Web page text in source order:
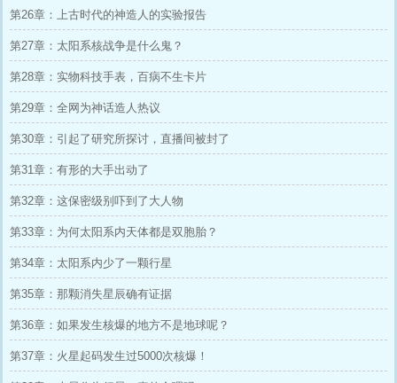
第26章：上古时代的神造人的实验报告
第27章：太阳系核战争是什么鬼？
第28章：实物科技手表，百病不生卡片
第29章：全网为神话造人热议
第30章：引起了研究所探讨，直播间被封了
第31章：有形的大手出动了
第32章：这保密级别吓到了大人物
第33章：为何太阳系内天体都是双胞胎？
第34章：太阳系内少了一颗行星
第35章：那颗消失星辰确有证据
第36章：如果发生核爆的地方不是地球呢？
第37章：火星起码发生过5000次核爆！